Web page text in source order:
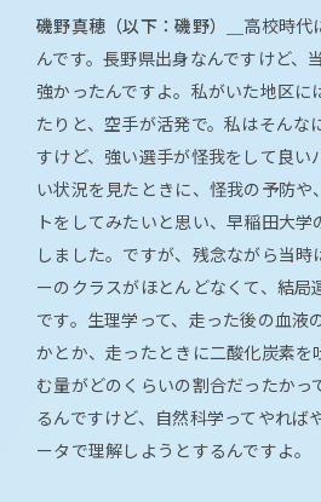
磯野真穂（以下：磯野）＿ 高校時代
んです。長野県出身なんですけど、
強かったんですよ。私がいた地区に
たりと、空手が活発で。私はそんな
すけど、強い選手が怪我をして良い
い状況を見たときに、怪我の予防や
トをしてみたいと思い、早稲田大
しました。ですが、残念ながら当
ーのクラスがほとんどなくて、結局
です。生理学って、走った後の血液
かとか、走ったときに二酸化炭素を
む量がどのくらいの割合だったかっ
るんですけど、自然科学ってやれば
ータで理解しようとするんですよ。